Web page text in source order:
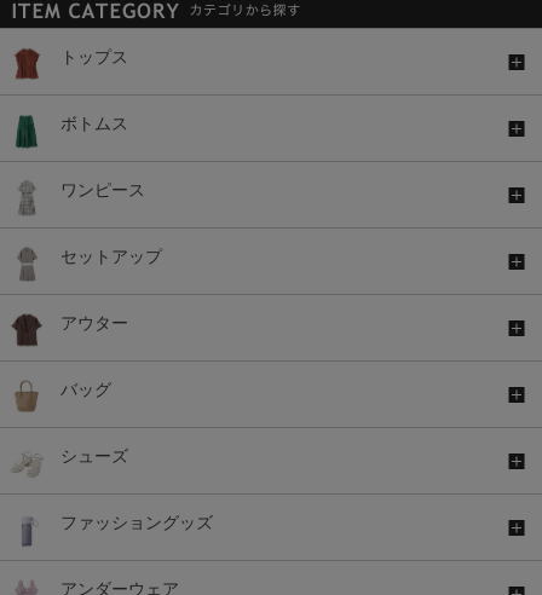
トップス
ボトムス
ワンピース
セットアップ
アウター
バッグ
シューズ
ファッショングッズ
アンダーウェア